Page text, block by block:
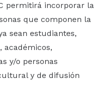
permitirá incorporar la
que componen la
sean estudiantes,
académicos,
y/o personas
y de difusión